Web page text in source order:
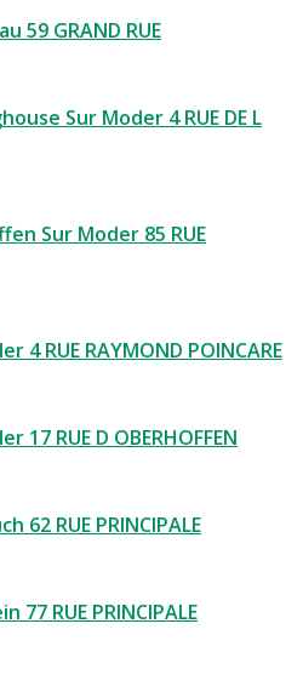
59 GRAND RUE
Sur Moder 4 RUE DE L
Sur Moder 85 RUE
4 RUE RAYMOND POINCARE
17 RUE D OBERHOFFEN
62 RUE PRINCIPALE
77 RUE PRINCIPALE